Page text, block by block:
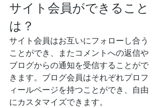
サイト会員ができること
は？
サイト会員はお互いにフォローし合う
ことができ、またコメントへの返信や
ブログからの通知を受信することがで
きます。ブログ会員はそれぞれプロフ
ィールページを持つことができ、自由
にカスタマイズできます。